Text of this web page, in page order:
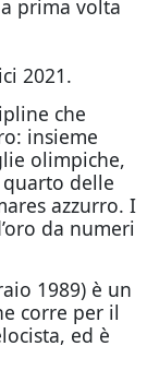
prima volta
2021.
che
insieme
olimpiche,
quarto delle
azzurro. I
da numeri
1989) è un
corre per il
ed è